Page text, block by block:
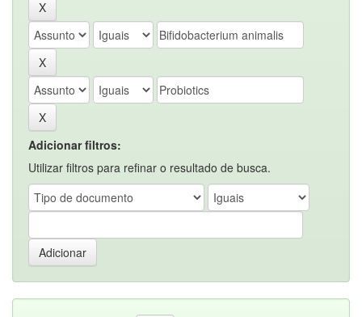
Adicionar filtros:
Utilizar filtros para refinar o resultado de busca.